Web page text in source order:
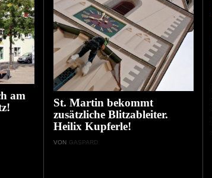
am
St. Martin bekommt
zusätzliche Blitzableiter.
Heilix Kupferle!
VON GASPARD